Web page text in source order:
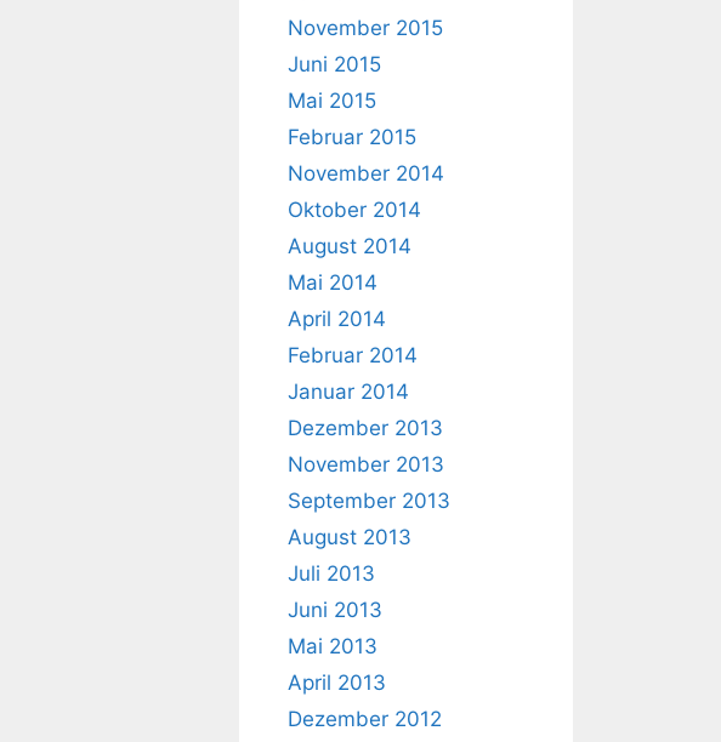
November 2015
Juni 2015
Mai 2015
Februar 2015
November 2014
Oktober 2014
August 2014
Mai 2014
April 2014
Februar 2014
Januar 2014
Dezember 2013
November 2013
September 2013
August 2013
Juli 2013
Juni 2013
Mai 2013
April 2013
Dezember 2012